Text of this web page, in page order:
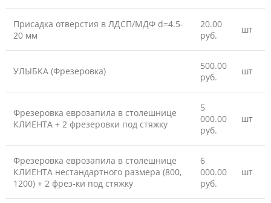
Присадка отверстия в ЛДСП/МДФ d=4.5-
20 мм
20.00
руб.
шт
УЛЫБКА (Фрезеровка)
500.00
руб.
шт
Фрезеровка еврозапила в столешнице
КЛИЕНТА + 2 фрезеровки под стяжку
5
000.00
руб.
шт
Фрезеровка еврозапила в столешнице
КЛИЕНТА нестандартного размера (800,
1200) + 2 фрез-ки под стяжку
6
000.00
руб.
шт